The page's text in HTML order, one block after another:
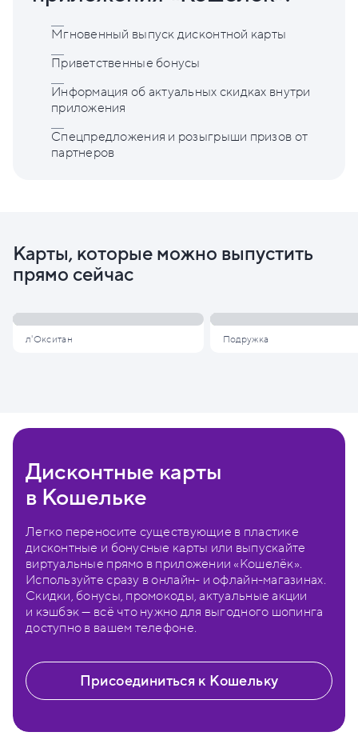
Мгновенный выпуск дисконтной карты
Приветственные бонусы
Информация об актуальных скидках внутри
приложения
Спецпредложения и розыгрыши призов от
партнеров
Карты, которые можно выпустить
прямо сейчас
л'Окситан Подружка
Дисконтные карты
в Кошельке
Легко переносите существующие в пластике
дисконтные и бонусные карты или выпускайте
виртуальные прямо в приложении «Кошелёк».
Используйте сразу в онлайн- и офлайн-магазинах.
Скидки, бонусы, промокоды, актуальные акции
и кэшбэк — всё что нужно для выгодного шопинга
доступно в вашем телефоне.
Присоединиться к Кошельку